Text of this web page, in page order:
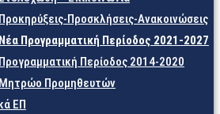
Προκηρύξεις-Προσκλήσεις-Ανακοινώσεις
Νέα Προγραμματική Περίοδος 2021-2027
Προγραμματική Περίοδος 2014-2020
Μητρώο Προμηθευτών
ΕΠ